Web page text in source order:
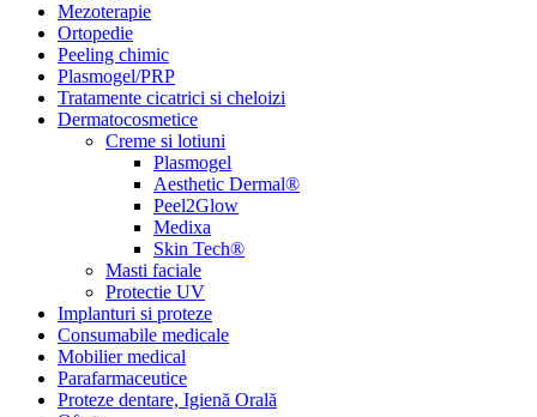
Mezoterapie
Ortopedie
Peeling chimic
Plasmogel/PRP
Tratamente cicatrici si cheloizi
Dermatocosmetice
Creme si lotiuni
Plasmogel
Aesthetic Dermal®
Peel2Glow
Medixa
Skin Tech®
Masti faciale
Protectie UV
Implanturi si proteze
Consumabile medicale
Mobilier medical
Parafarmaceutice
Proteze dentare, Igienă Orală